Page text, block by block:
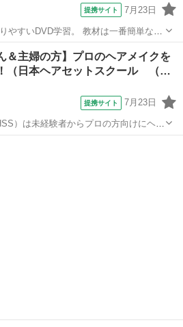
提携サイト 7月23日
習。 教材は一番簡単な粘
かりやすいテキストと充実な教材付
能。 ...
＆主婦の方】プロのヘアメイクを
（日本ヘアセットスクール （…
提携サイト 7月23日
）は未経験者からプロの方向けにヘア
するスクールです！長期～短期まで、